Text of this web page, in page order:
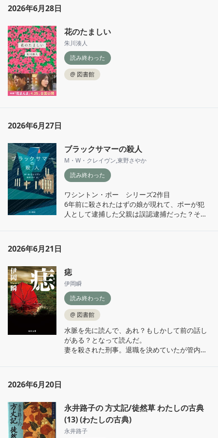
2026年6月28日
花のたましい
朱川湊人
読み終わった
@ 図書館
2026年6月27日
ブラックサマーの殺人
M・W・クレイヴン,東野さやか
読み終わった
ワシントン・ポー　シリーズ2作目
6年前に殺されたはずの娘が現れて、ポーが犯
人として逮捕した父親は誤認逮捕だった？それ
2026年6月21日
痣
伊岡瞬
読み終わった
@ 図書館
水脈を先に読んで、あれ？もしかして前の話し
がある？となって読んだ。
妻を殺された刑事。退職を決めていたが管内で
2026年6月20日
永井路子の 方丈記/徒然草 わたしの古典
(13) (わたしの古典)
永井路子